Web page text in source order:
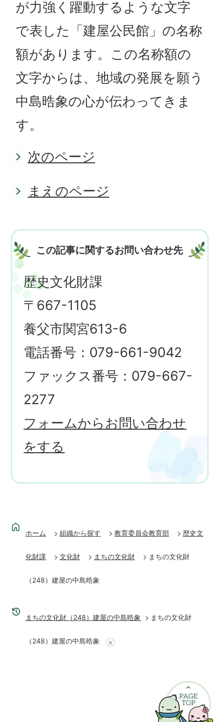
が力強く躍動するような文字
で表した「建屋公民館」の名称
額があります。この名称額の
文字からは、地域の発展を願う
中島晧象の心が伝わってきま
す。
次のページ
まえのページ
この記事に関するお問い合わせ先
歴史文化財課
〒667-1105
養父市関宮613-6
電話番号：079-661-9042
ファックス番号：079-667-
2277
フォームからお問い合わせ
をする
ホーム 組織から探す 教育委員会教育部 歴史文
化財課 文化財 まちの文化財 まちの文化財
（248）建屋の中島晧象
まちの文化財（248）建屋の中島晧象 まちの文化財
（248）建屋の中島晧象